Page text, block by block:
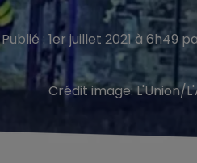
Publié : 1er juillet 2021 à 6h49
Crédit image:L'Union/